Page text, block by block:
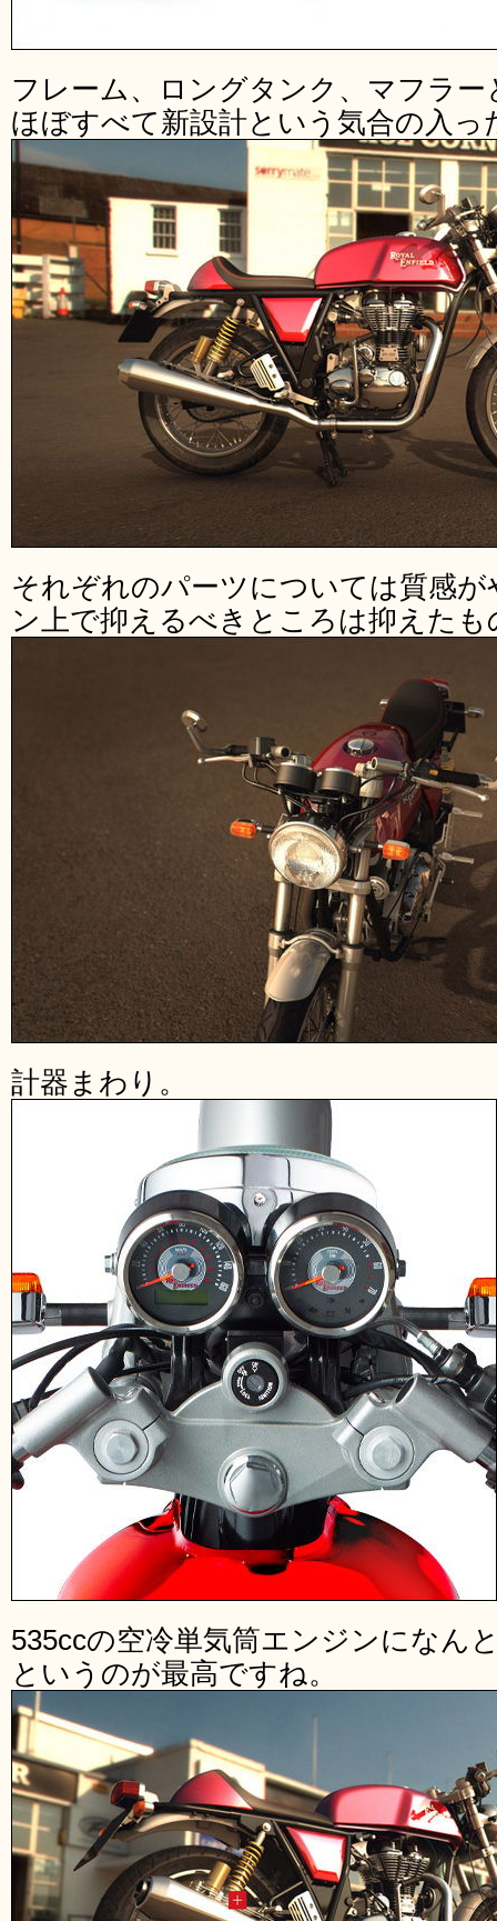
フレーム、ロングタンク、マフラ
ほぼすべて新設計という気合の入
それぞれのパーツについては質感
ン上で抑えるべきところは抑えた
計器まわり。
535ccの空冷単気筒エンジンになん
というのが最高ですね。